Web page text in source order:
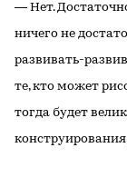
― Нет.
ничего не
развивать-
те, кто может
тогда будет